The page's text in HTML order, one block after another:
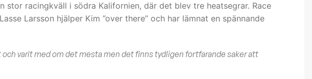
stor racingkväll i södra Kalifornien, där det blev tre heatsegrar. Race
Larsson hjälper Kim ”over there” och har lämnat en spännande
varit med om det mesta men det finns tydligen fortfarande saker att